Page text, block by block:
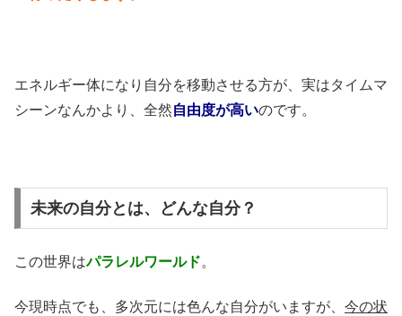
エネルギー体になり自分を移動させる方が、実はタイムマ
シーンなんかより、全然自由度が高いのです。
未来の自分とは、どんな自分？
この世界はパラレルワールド。
今現時点でも、多次元には色んな自分がいますが、 今の状